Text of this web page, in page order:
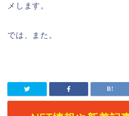
メします。
では、また。